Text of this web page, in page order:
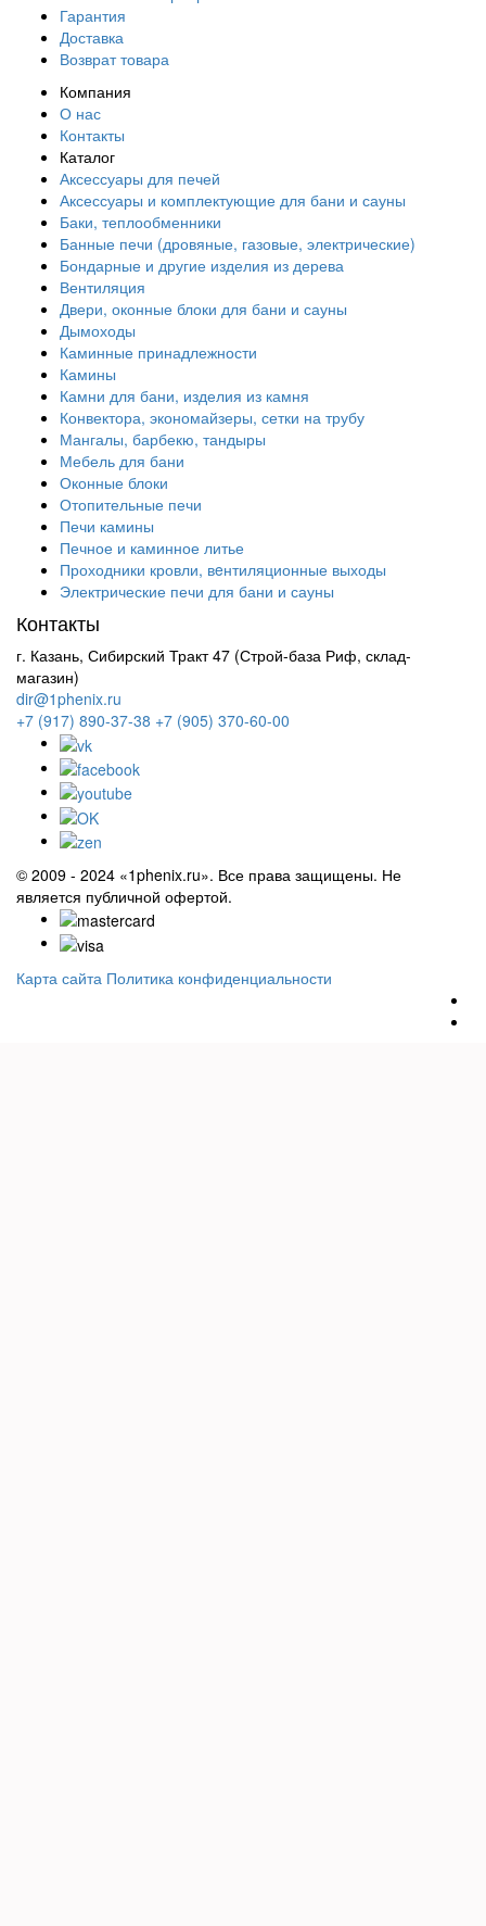
Гарантия
Доставка
Возврат товара
Компания
О нас
Контакты
Каталог
Аксессуары для печей
Аксессуары и комплектующие для бани и сауны
Баки, теплообменники
Банные печи (дровяные, газовые, электрические)
Бондарные и другие изделия из дерева
Вентиляция
Двери, оконные блоки для бани и сауны
Дымоходы
Каминные принадлежности
Камины
Камни для бани, изделия из камня
Конвектора, экономайзеры, сетки на трубу
Мангалы, барбекю, тандыры
Мебель для бани
Оконные блоки
Отопительные печи
Печи камины
Печное и каминное литье
Проходники кровли, вeнтиляционные выходы
Электрические печи для бани и сауны
Контакты
г. Казань, Сибирский Тракт 47 (Строй-база Риф, склад-
магазин)
dir@1phenix.ru
+7 (917) 890-37-38 +7 (905) 370-60-00
© 2009 - 2024 «1phenix.ru». Все права защищены. Не
является публичной офертой.
Карта сайта Политика конфиденциальности